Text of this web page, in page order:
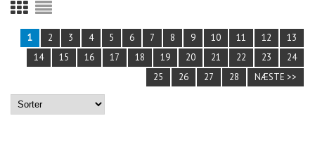
1 2 3 4 5 6 7 8 9 10 11 12
13
14
15 16 17 18 19 20 21 22 23
24
25
26 27 28 NÆSTE >>